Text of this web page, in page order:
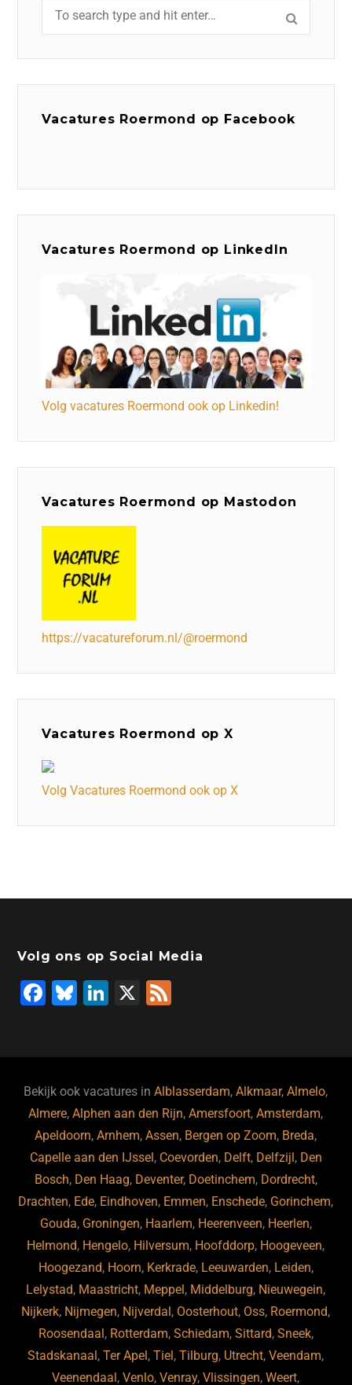
Vacatures Roermond op Facebook
Vacatures Roermond op LinkedIn
Volg vacatures Roermond ook op Linkedin!
Vacatures Roermond op Mastodon
https://vacatureforum.nl/@roermond
Vacatures Roermond op X
Volg Vacatures Roermond ook op X
Volg ons op Social Media
F
b
o
o
k
Bl
ky
Li
dI
n
X
Bekijk ook vacatures inAlblasserdam,Alkmaar,Almelo,
Almere,Alphen aan den Rijn,Amersfoort,Amsterdam,
Apeldoorn,Arnhem,Assen, Bergen op Zoom, Breda,
Capelle aan den IJssel, Coevorden, Delft, Delfzijl, Den
Bosch, Den Haag, Deventer, Doetinchem, Dordrecht,
Drachten, Ede, Eindhoven, Emmen, Enschede, Gorinchem,
Gouda, Groningen, Haarlem, Heerenveen, Heerlen,
Helmond, Hengelo, Hilversum, Hoofddorp, Hoogeveen,
Hoogezand, Hoorn, Kerkrade, Leeuwarden, Leiden,
Lelystad, Maastricht, Meppel, Middelburg, Nieuwegein,
Nijkerk, Nijmegen, Nijverdal, Oosterhout, Oss, Roermond,
Roosendaal, Rotterdam, Schiedam, Sittard, Sneek,
Stadskanaal,Ter Apel,Tiel,Tilburg, Utrecht,Veendam,
Veenendaal,Venlo,Venray,Vlissingen,Weert,